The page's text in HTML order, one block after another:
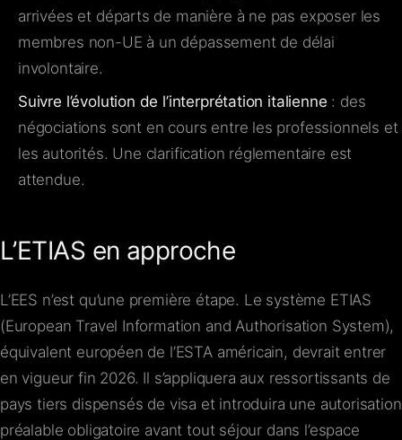
arrivées et départs de manière à ne pas exposer les
membres non-UE à un dépassement de délai
involontaire.
Suivre l’évolution de l’interprétation italienne : des
négociations sont en cours entre les professionnels et
les autorités. Une clarification réglementaire est
attendue.
L’ETIAS en approche
L’EES n’est qu’une première étape. Le système ETIAS
(European Travel Information and Authorisation System),
équivalent européen de l’ESTA américain, devrait entrer
en vigueur fin 2026. Il s’appliquera aux ressortissants de
pays tiers dispensés de visa et introduira une autorisation
préalable obligatoire avant tout séjour dans l’espace